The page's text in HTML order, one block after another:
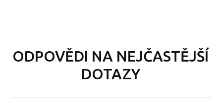
ODPOVĚDI NA NEJČASTĚJŠÍ
DOTAZY